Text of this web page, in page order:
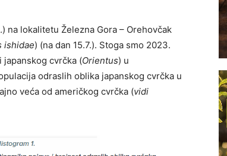
na lokalitetu Železna Gora – Orehovčak
ishidae) (na dan 15.7.). Stoga smo 2023.
japanskog cvrčka (Orientus) u
odraslih oblika japanskog cvrčka u
veća od američkog cvrčka (vidi